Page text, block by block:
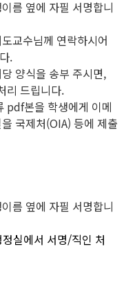
름 옆에 자필 서명합니
교수님께 연락하시어
.
양식을 송부 주시면,
리 드립니다.
pdf본을 학생에게 이메
국제처(OIA) 등에 제출
름 옆에 자필 서명합니
실에서 서명/직인 처